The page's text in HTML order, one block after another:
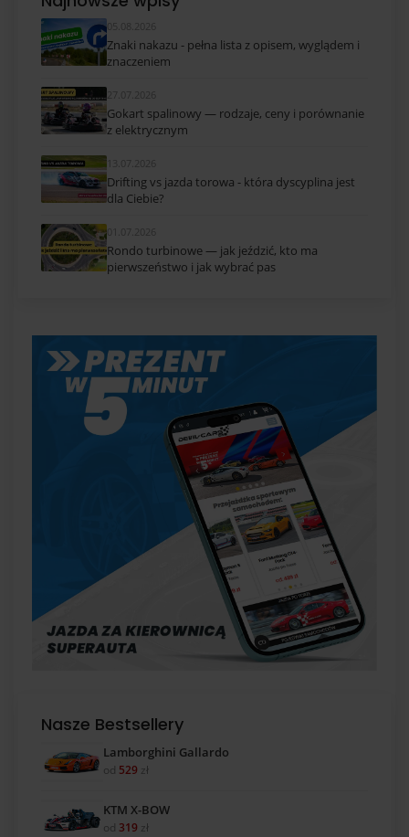
05.08.2026
Znaki nakazu - pełna lista z opisem, wyglądem i
znaczeniem
Gokart spalinowy — rodzaje, ceny i porównanie
z elektrycznym
Drifting vs jazda torowa - która dyscyplina jest
dla Ciebie?
Rondo turbinowe — jak jeździć, kto ma
pierwszeństwo i jak wybrać pas
Nasze Bestsellery
Lamborghini Gallardo
od 529 zł
KTM X-BOW
od 319 zł